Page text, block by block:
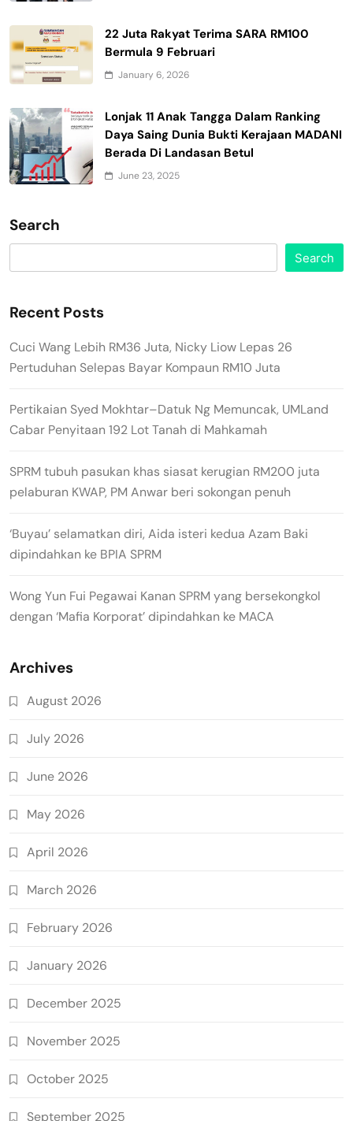
22 Juta Rakyat Terima SARA RM100
Bermula 9 Februari
January 6, 2026
Lonjak 11 Anak Tangga Dalam Ranking
Daya Saing Dunia Bukti Kerajaan MADANI
Berada Di Landasan Betul
June 23, 2025
Search
Search
Recent Posts
Cuci Wang Lebih RM36 Juta, Nicky Liow Lepas 26
Pertuduhan Selepas Bayar Kompaun RM10 Juta
Pertikaian Syed Mokhtar–Datuk Ng Memuncak, UMLand
Cabar Penyitaan 192 Lot Tanah di Mahkamah
SPRM tubuh pasukan khas siasat kerugian RM200 juta
pelaburan KWAP, PM Anwar beri sokongan penuh
‘Buyau’ selamatkan diri, Aida isteri kedua Azam Baki
dipindahkan ke BPIA SPRM
Wong Yun Fui Pegawai Kanan SPRM yang bersekongkol
dengan ‘Mafia Korporat’ dipindahkan ke MACA
Archives
August 2026
July 2026
June 2026
May 2026
April 2026
March 2026
February 2026
January 2026
December 2025
November 2025
October 2025
September 2025